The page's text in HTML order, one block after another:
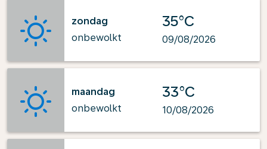
zondag
onbewolkt
35°C
09/08/2026
maandag
onbewolkt
33°C
10/08/2026